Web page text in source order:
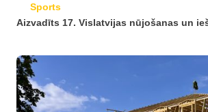
Sports
Aizvadīts 17. Vislatvijas nūjošanas un